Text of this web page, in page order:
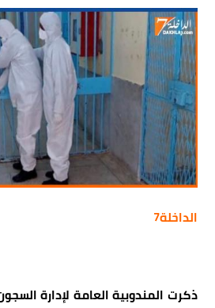
الداخلة7
ذكرت المندوبية العامة لإدارة